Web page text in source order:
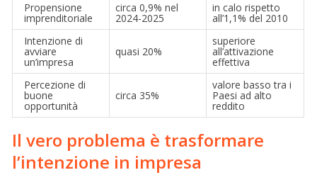
Propensione
imprenditoriale
circa 0,9% nel
2024-2025
in calo rispetto
all’1,1% del 2010
Intenzione di
avviare
un’impresa
quasi 20%
superiore
all’attivazione
effettiva
Percezione di
buone
opportunità
circa 35%
valore basso tra i
Paesi ad alto
reddito
Il vero problema è trasformare
l’intenzione in impresa